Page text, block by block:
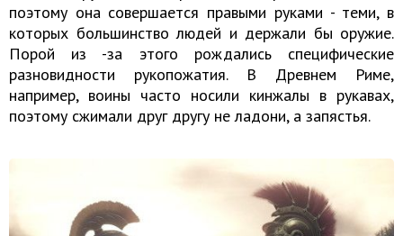
поэтому она совершается правыми руками - теми, в
которых большинство людей и держали бы оружие.
Порой из -за этого рождались специфические
разновидности рукопожатия. В Древнем Риме,
например, воины часто носили кинжалы в рукавах,
поэтому сжимали друг другу не ладони, а запястья.